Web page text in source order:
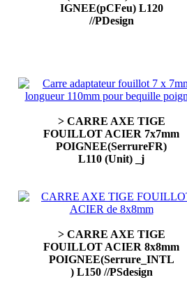
IGNEE(pCFeu) L120
//PDesign
> CARRE AXE TIGE
FOUILLOT ACIER 7x7mm
POIGNEE(SerrureFR)
L110 (Unit) _j
> CARRE AXE TIGE
FOUILLOT ACIER 8x8mm
POIGNEE(Serrure_INTL
) L150 //PSdesign